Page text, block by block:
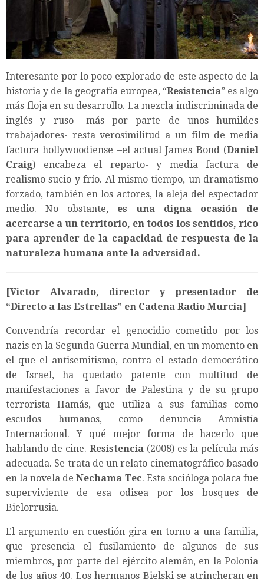
Interesante por lo poco explorado de este aspecto de la
historia y de la geografía europea, “Resistencia” es algo
más floja en su desarrollo. La mezcla indiscriminada de
inglés y ruso –más por parte de unos humildes
trabajadores- resta verosimilitud a un film de media
factura hollywoodiense –el actual James Bond (Daniel
Craig) encabeza el reparto- y media factura de
realismo sucio y frío. Al mismo tiempo, un dramatismo
forzado, también en los actores, la aleja del espectador
medio. No obstante, es una digna ocasión de
acercarse a un territorio, en todos los sentidos, rico
para aprender de la capacidad de respuesta de la
naturaleza humana ante la adversidad.
[Victor Alvarado, director y presentador de
“Directo a las Estrellas” en Cadena Radio Murcia]
Convendría recordar el genocidio cometido por los
nazis en la Segunda Guerra Mundial, en un momento en
el que el antisemitismo, contra el estado democrático
de Israel, ha quedado patente con multitud de
manifestaciones a favor de Palestina y de su grupo
terrorista Hamás, que utiliza a sus familias como
escudos humanos, como denuncia Amnistía
Internacional. Y qué mejor forma de hacerlo que
hablando de cine. Resistencia (2008) es la película más
adecuada. Se trata de un relato cinematográfico basado
en la novela deNechama Tec. Esta socióloga polaca fue
superviviente de esa odisea por los bosques de
Bielorrusia.
El argumento en cuestión gira en torno a una familia,
que presencia el fusilamiento de algunos de sus
miembros, por parte del ejército alemán, en la Polonia
de los años 40. Los hermanos Bielski se atrincheran en